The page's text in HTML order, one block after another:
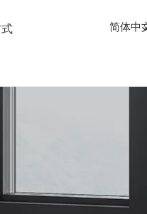
简体中